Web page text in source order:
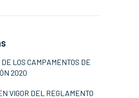
LOS CAMPAMENTOS DE
2020
VIGOR DEL REGLAMENTO